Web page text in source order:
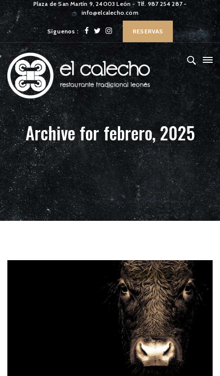
Plaza de San Martín 9, 24003 León - Tlf. 987 254 287 -
info@elcalecho.com
Síguenos : RESERVAS
Archive for febrero, 2025